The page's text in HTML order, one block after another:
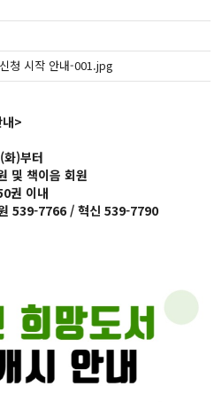
청 시작 안내-001.jpg
>
)부터
및 책이음 회원
권 이내
539-7766 / 혁신 539-7790